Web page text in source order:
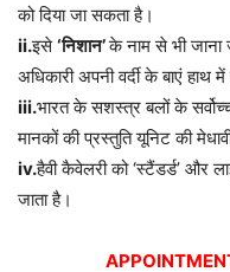
को दिया जा सकता है।
ii.इसे‘निशान’के नाम से भी जाना
अधिकारी अपनी वर्दी के बाएं हाथ
iii.भारत के सशस्त्र बलों के सर्वोच्च
मानकों की प्रस्तुति यूनिट की
iv.हैवी कैवेलरी को ‘स्टैंडर्ड’ और
जाता है।